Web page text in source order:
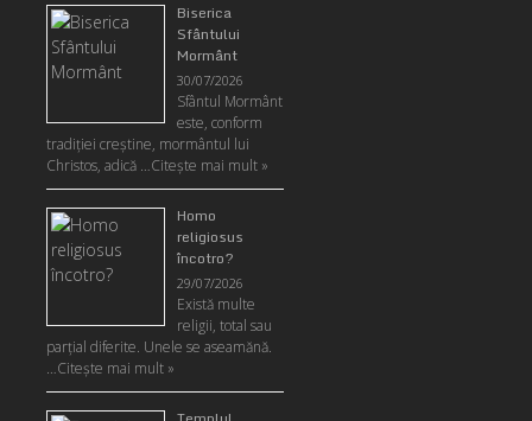
Biserica
Sfântului
Mormânt
30/07/2026
Sfântul Mormânt
este, conform
tradiţiei creştine, mormântul lui
Christos, adică …Citeşte mai mult »
Homo
religiosus
încotro?
29/07/2026
Există multe
religii, total sau
parţial diferite. Unele se aseamănă.
…Citeşte mai mult »